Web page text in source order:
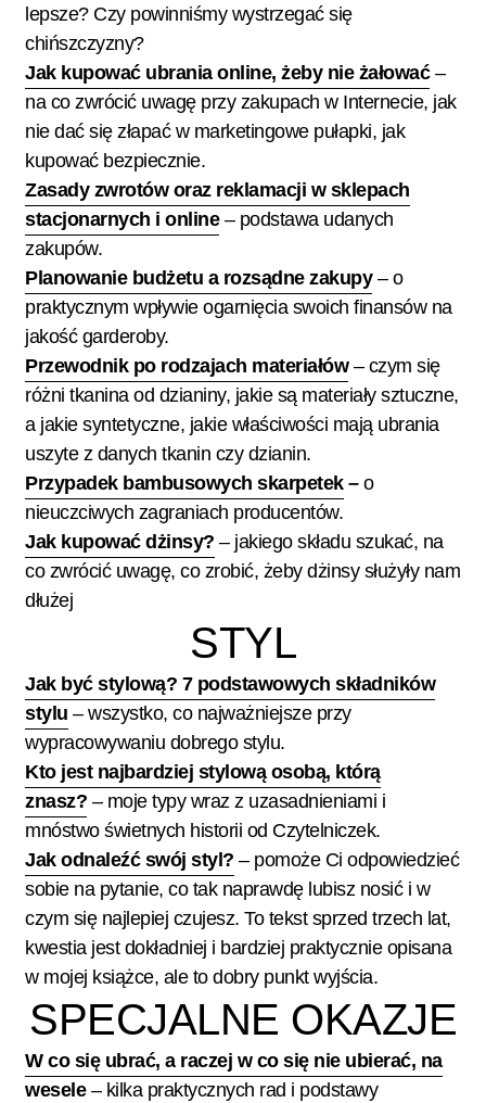
lepsze? Czy powinniśmy wystrzegać się
chińszczyzny?
Jak kupować ubrania online, żeby nie żałować–
na co zwrócić uwagę przy zakupach w Internecie, jak
nie dać się złapać w marketingowe pułapki, jak
kupować bezpiecznie.
Zasady zwrotów oraz reklamacji w sklepach
stacjonarnych i online– podstawa udanych
zakupów.
Planowanie budżetu a rozsądne zakupy– o
praktycznym wpływie ogarnięcia swoich finansów na
jakość garderoby.
Przewodnik po rodzajach materiałów– czym się
różni tkanina od dzianiny, jakie są materiały sztuczne,
a jakie syntetyczne, jakie właściwości mają ubrania
uszyte z danych tkanin czy dzianin.
Przypadek bambusowych skarpetek–o
nieuczciwych zagraniach producentów.
Jak kupować dżinsy? – jakiego składu szukać, na
co zwrócić uwagę, co zrobić, żeby dżinsy służyły nam
dłużej
STYL
Jak być stylową? 7 podstawowych składników
stylu – wszystko, co najważniejsze przy
wypracowywaniu dobrego stylu.
Kto jest najbardziej stylową osobą, którą
znasz? – moje typy wraz z uzasadnieniami i
mnóstwo świetnych historii od Czytelniczek.
Jak odnaleźć swój styl? – pomoże Ci odpowiedzieć
sobie na pytanie, co tak naprawdę lubisz nosić i w
czym się najlepiej czujesz. To tekst sprzed trzech lat,
kwestia jest dokładniej i bardziej praktycznie opisana
w mojej książce, ale to dobry punkt wyjścia.
SPECJALNE OKAZJE
W co się ubrać, a raczej w co się nie ubierać, na
wesele– kilka praktycznych rad i podstawy